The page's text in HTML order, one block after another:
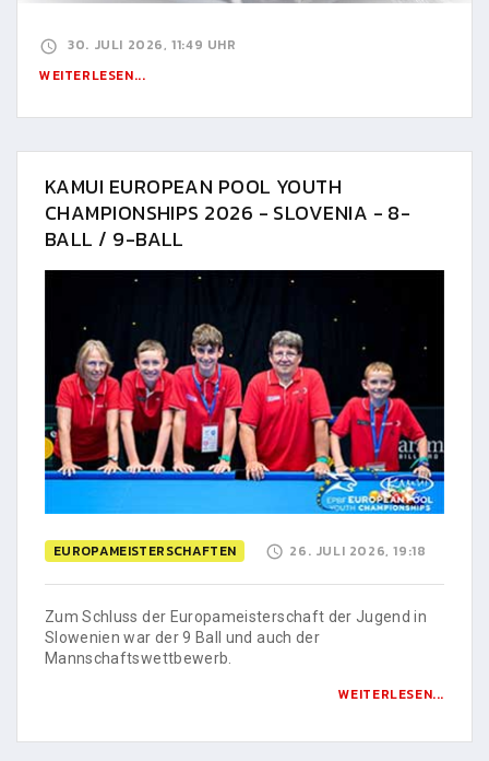
30. JULI 2026, 11:49 UHR
WEITERLESEN...
KAMUI EUROPEAN POOL YOUTH
CHAMPIONSHIPS 2026 - SLOVENIA - 8-
BALL / 9-BALL
EUROPAMEISTERSCHAFTEN 26. JULI 2026, 19:18
Zum Schluss der Europameisterschaft der Jugend in
Slowenien war der 9 Ball und auch der
Mannschaftswettbewerb.
WEITERLESEN...